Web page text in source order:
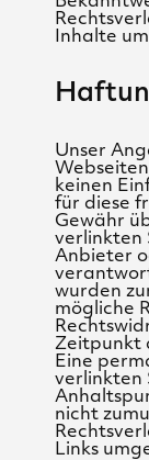
Inhalte
Unser
keinen
für diese
Gewähr
verlinkten
Anbieter
wurden
mögliche
Zeitpunkt
Eine
verlinkten
nicht
Links